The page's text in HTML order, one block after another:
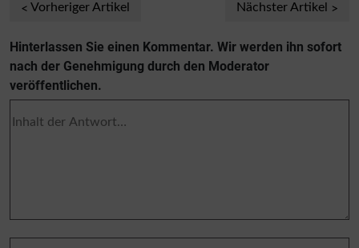
Vorheriger Artikel Nächster Artikel
Hinterlassen Sie einen Kommentar. Wir werden ihn sofort
nach der Genehmigung durch den Moderator
veröffentlichen.